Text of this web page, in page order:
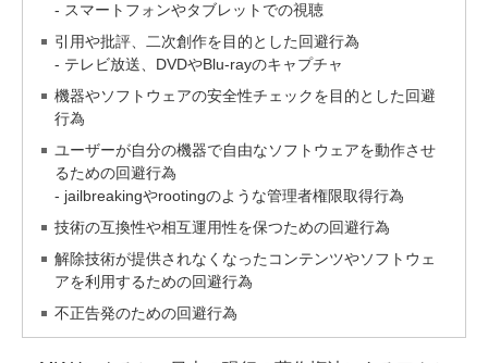
- スマートフォンやタブレットでの視聴
引用や批評、二次創作を目的とした回避行為
- テレビ放送、DVDやBlu-rayのキャプチャ
機器やソフトウェアの安全性チェックを目的とした回避
行為
ユーザーが自分の機器で自由なソフトウェアを動作させ
るための回避行為
- jailbreakingやrootingのような管理者権限取得行為
技術の互換性や相互運用性を保つための回避行為
解除技術が提供されなくなったコンテンツやソフトウェ
アを利用するための回避行為
不正告発のための回避行為